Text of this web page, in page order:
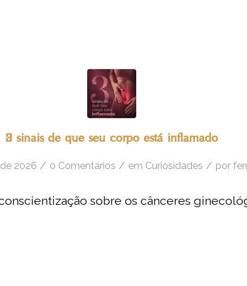
3 sinais de que seu corpo está inflamado
2026 / 0 Comentários / em Curiosidades / por
sobre os cânceres